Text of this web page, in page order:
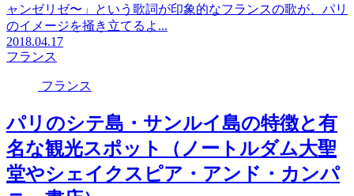
ャンゼリゼ〜」という歌詞が印象的なフランスの歌が、パリ
のイメージを掻き立てるよ...
2018.04.17
フランス
フランス
パリのシテ島・サンルイ島の特徴と有
名な観光スポット（ノートルダム大聖
堂やシェイクスピア・アンド・カンパ